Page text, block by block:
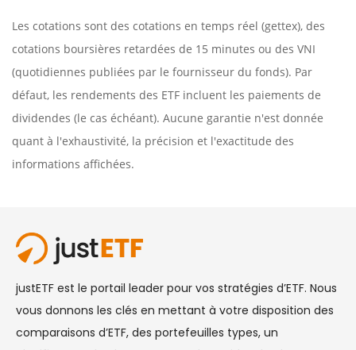
Les cotations sont des cotations en temps réel (gettex), des
cotations boursières retardées de 15 minutes ou des VNI
(quotidiennes publiées par le fournisseur du fonds). Par
défaut, les rendements des ETF incluent les paiements de
dividendes (le cas échéant). Aucune garantie n'est donnée
quant à l'exhaustivité, la précision et l'exactitude des
informations affichées.